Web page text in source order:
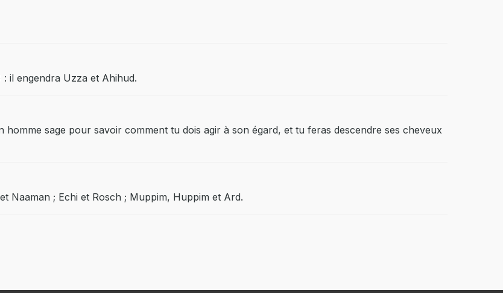
il engendra Uzza et Ahihud.
homme sage pour savoir comment tu dois agir à son égard, et tu feras descendre ses cheveux
Naaman ; Echi et Rosch ; Muppim, Huppim et Ard.